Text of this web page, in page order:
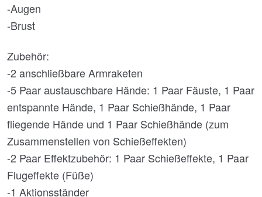
-Augen
-Brust
Zubehör:
-2 anschließbare Armraketen
-5 Paar austauschbare Hände: 1 Paar Fäuste, 1 Paar
entspannte Hände, 1 Paar Schießhände, 1 Paar
fliegende Hände und 1 Paar Schießhände (zum
Zusammenstellen von Schießeffekten)
-2 Paar Effektzubehör: 1 Paar Schießeffekte, 1 Paar
Flugeffekte (Füße)
-1 Aktionsständer